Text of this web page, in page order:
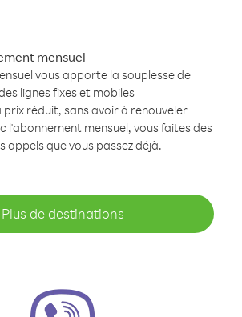
mensuel
vous apporte la souplesse de
lignes fixes et mobiles
réduit, sans avoir à renouveler
l'abonnement mensuel, vous faites des
appels que vous passez déjà.
Plus de destinations